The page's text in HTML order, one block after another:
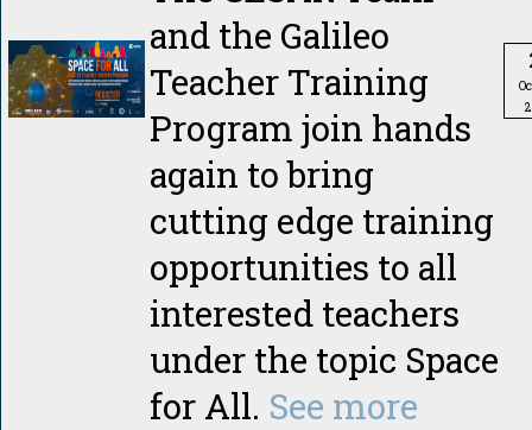
and the Galileo
Teacher Training
Program join hands
again to bring
cutting edge training
opportunities to all
interested teachers
under the topic Space
for All. See more